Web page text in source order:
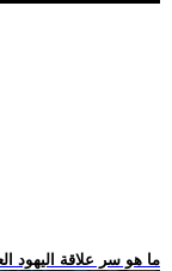
.. ما هو سر علاقة اليهود